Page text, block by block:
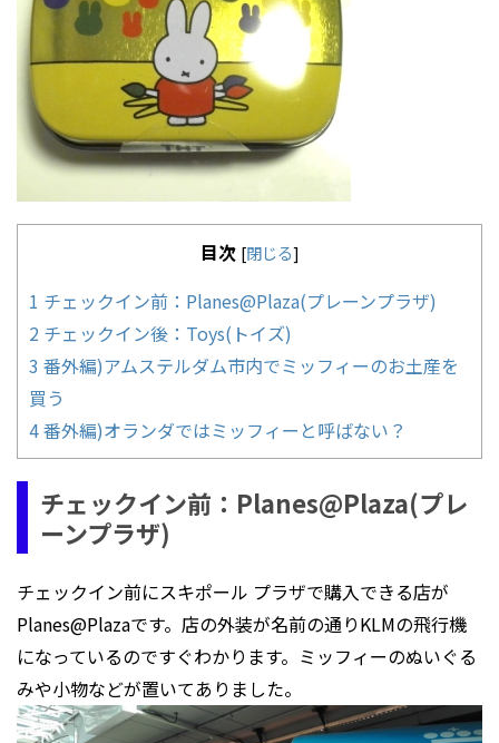
目次 [閉じる]
1 チェックイン前：Planes@Plaza(プレーンプラザ)
2 チェックイン後：Toys(トイズ)
3 番外編)アムステルダム市内でミッフィーのお土産を
買う
4番外編)オランダではミッフィーと呼ばない？
チェックイン前：Planes@Plaza(プレ
ーンプラザ)
チェックイン前にスキポール プラザで購入できる店が
Planes@Plazaです。店の外装が名前の通りKLMの飛行機
になっているのですぐわかります。ミッフィーのぬいぐる
みや小物などが置いてありました。